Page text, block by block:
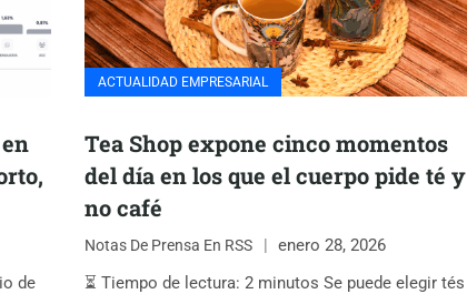
de
ACTUALIDAD EMPRESARIAL
Tea Shop expone cinco momentos
del día en los que el cuerpo pide té y
no café
Notas De Prensa En RSS
enero 28, 2026
⏳ Tiempo de lectura: 2 minutos Se puede elegir tés